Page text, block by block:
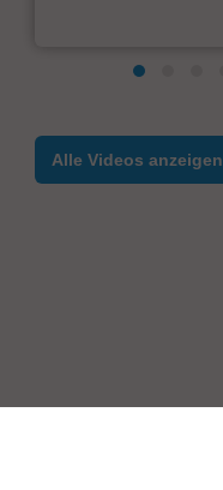
Alle Videos anzeigen